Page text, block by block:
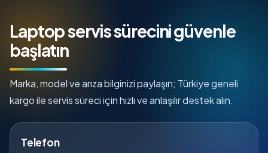
Laptop servis sürecini güvenle
başlatın
Marka, model ve arıza bilginizi paylaşın; Türkiye geneli
kargo ile servis süreci için hızlı ve anlaşılır destek alın.
Telefon